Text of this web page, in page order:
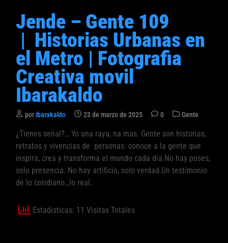
l
c
a
d
e
n
Jende – Gente 109
| Historias Urbanas en
el Metro | Fotografia
Creativa movil
Ibarakaldo
poribarakaldo 23 de marzo de 2025 0
P
b
l
i
c
Gente
¿Tienes seńal?… Yo una raya, na mas. Gente son historias,
retratos y vivencias de personas: conoce a la gente que
inspira, crea y transforma el mundo cada día.No hay poses,
solo presencia. No hay artificio, solo verdad.Un testimonio
de lo cotidiano…lo real.
Estadisticas: 11 Visitas Totales